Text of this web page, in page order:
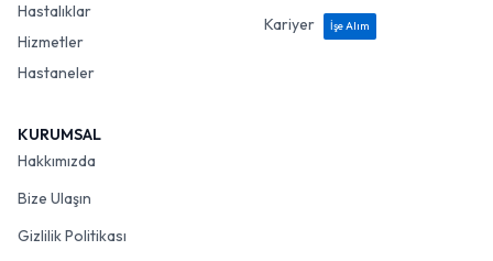
Hastalıklar
Hizmetler
Hastaneler
Kariyer
İşe Alım
KURUMSAL
Hakkımızda
Bize Ulaşın
Gizlilik Politikası